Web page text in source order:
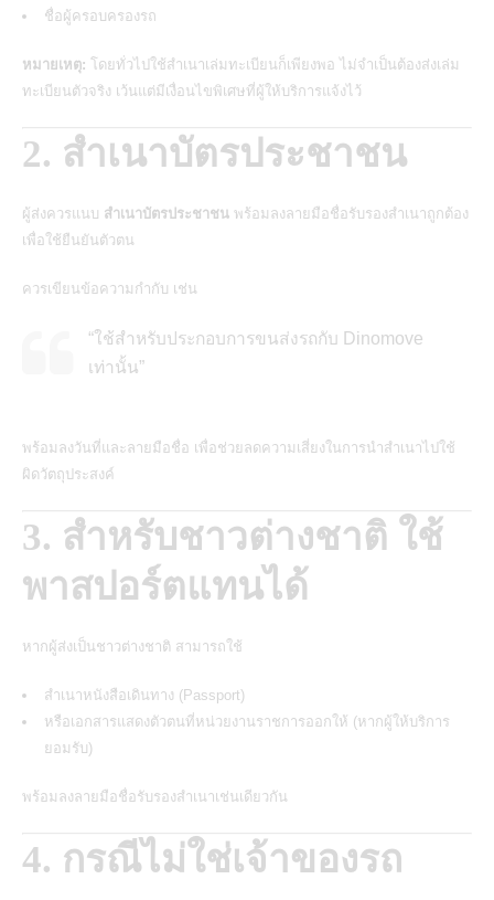
ชื่อผู้ครอบครองรถ
หมายเหตุ: โดยทั่วไปใช้สำเนาเล่มทะเบียนก็เพียงพอ ไม่จำเป็นต้องส่งเล่ม
ทะเบียนตัวจริง เว้นแต่มีเงื่อนไขพิเศษที่ผู้ให้บริการแจ้งไว้
2. สำเนาบัตรประชาชน
ผู้ส่งควรแนบ สำเนาบัตรประชาชน พร้อมลงลายมือชื่อรับรองสำเนาถูกต้อง
เพื่อใช้ยืนยันตัวตน
ควรเขียนข้อความกำกับ เช่น
“ใช้สำหรับประกอบการขนส่งรถกับ Dinomove
เท่านั้น”
พร้อมลงวันที่และลายมือชื่อ เพื่อช่วยลดความเสี่ยงในการนำสำเนาไปใช้
ผิดวัตถุประสงค์
3. สำหรับชาวต่างชาติ ใช้
พาสปอร์ตแทนได้
หากผู้ส่งเป็นชาวต่างชาติ สามารถใช้
สำเนาหนังสือเดินทาง (Passport)
หรือเอกสารแสดงตัวตนที่หน่วยงานราชการออกให้ (หากผู้ให้บริการ
ยอมรับ)
พร้อมลงลายมือชื่อรับรองสำเนาเช่นเดียวกัน
4. กรณีไม่ใช่เจ้าของรถ